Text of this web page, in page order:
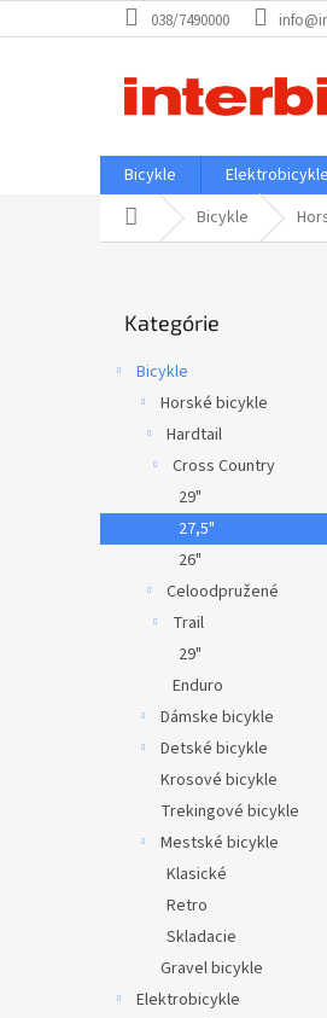
na
038/7490000
Bicykle Elektrobicykle
DomovBicykle
kategórie
Kategórie
Bicykle
Horské bicykle
Hardtail
Cross Country
29"
27,5"
26"
Celoodpružené
Trail
29"
Enduro
Dámske bicykle
Detské bicykle
Krosové bicykle
Trekingové bicykle
Mestské bicykle
Klasické
Retro
Skladacie
Gravel bicykle
Elektrobicykle